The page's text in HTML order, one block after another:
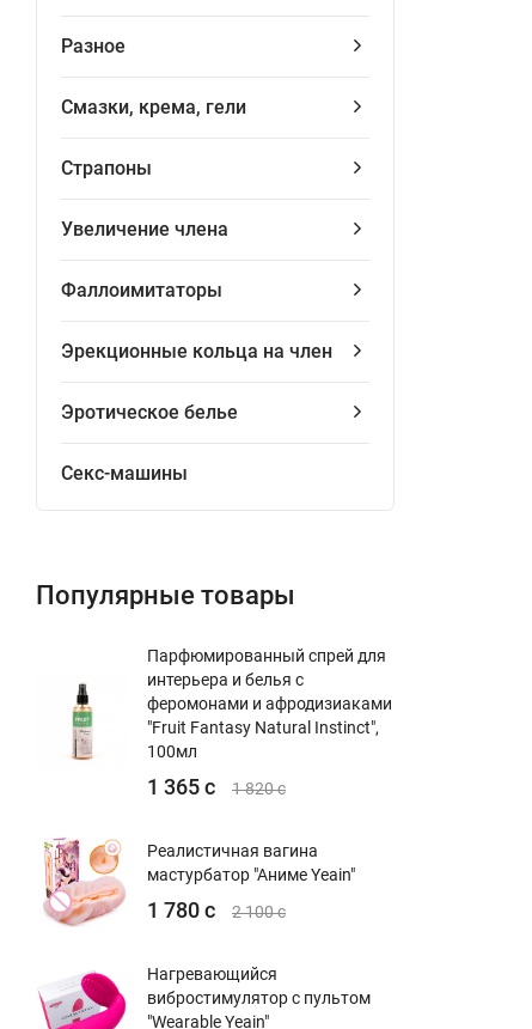
Разное
Смазки, крема, гели
Страпоны
Увеличение члена
Фаллоимитаторы
Эрекционные кольца на член
Эротическое белье
Секс-машины
Популярные товары
Парфюмированный спрей для
интерьера и белья с
феромонами и афродизиаками
"Fruit Fantasy Natural Instinct",
100мл
1 365 с 1 820 с
Реалистичная вагина
мастурбатор "Аниме Yeain"
1 780 с 2 100 с
Нагревающийся
вибростимулятор с пультом
"Wearable Yeain"